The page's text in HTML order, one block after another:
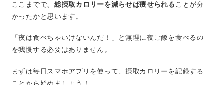
ここまでで、 総摂取カロリーを減らせば痩せられる ことが分
かったかと思います。
「夜は食べちゃいけないんだ！」と無理に夜ご飯を食べるの
を我慢する必要はありません。
まずは毎日スマホアプリを使って、摂取カロリーを記録する
ことから始めましょう！